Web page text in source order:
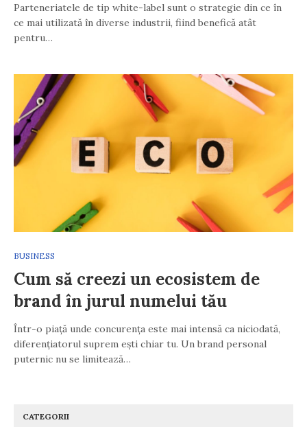
Parteneriatele de tip white-label sunt o strategie din ce în
ce mai utilizată în diverse industrii, fiind benefică atât
pentru…
BUSINESS
Cum să creezi un ecosistem de
brand în jurul numelui tău
Într-o piață unde concurența este mai intensă ca niciodată,
diferențiatorul suprem ești chiar tu. Un brand personal
puternic nu se limitează…
CATEGORII